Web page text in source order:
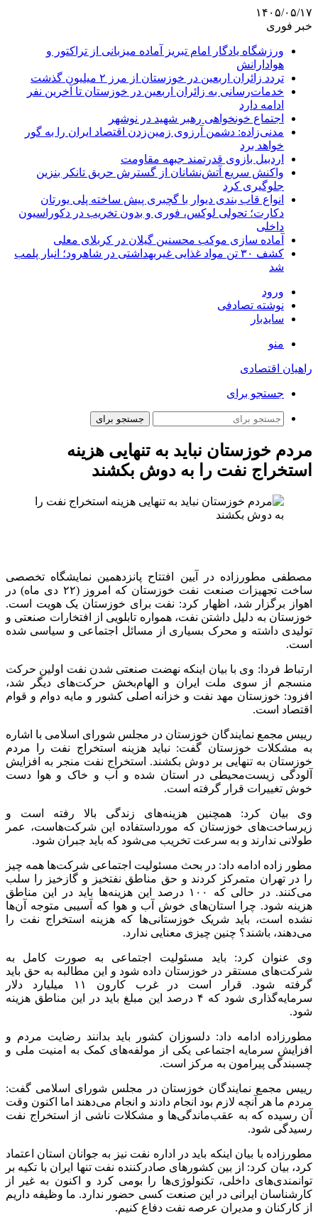
۱۴۰۵/۰۵/۱۷
خبر فوری
ورزشگاه یادگار امام تبریز آماده میزبانی از تراکتور و
هوادارانش
تردد زائران اربعین در خوزستان از مرز ۲ میلیون گذشت
خدمات‌رسانی به زائران اربعین در خوزستان تا آخرین نفر
ادامه دارد
اجتماع خونخواهی رهبر شهید در نوشهر
مدنی‌زاده: دشمن آرزوی زمین‌زدن اقتصاد ایران را به گور
خواهد برد
اردبیل بازوی قدرتمند جبهه مقاومت
واکنش سریع آتش‌نشانان از گسترش حریق تانکر بنزین
جلوگیری کرد
انواع قاب بندی دیوار با گچبری پیش ساخته پلی یورتان
دکارت؛ تحولی لوکس، فوری و بدون تخریب در دکوراسیون
داخلی
آماده سازی موکب محسنین گیلان در کربلای معلی
کشف ۳۰ تن مواد غذایی غیربهداشتی در شاهرود؛ انبار پلمب
شد
ورود
نوشته تصادفی
سایدبار
منو
راهیان اقتصادی
جستجو برای
جستجو برای
مردم خوزستان نباید به تنهایی هزینه
استخراج نفت را به دوش بکشند
مصطفی مطورزاده در آیین افتتاح پانزدهمین نمایشگاه تخصصی
ساخت تجهیزات صنعت نفت خوزستان که امروز (۲۲ دی ماه) در
اهواز برگزار شد، اظهار کرد: نفت برای خوزستان یک هویت است.
خوزستان به دلیل داشتن نفت، همواره تابلویی از افتخارات صنعتی و
تولیدی داشته و محرک بسیاری از مسائل اجتماعی و سیاسی شده
است.
ارتباط فردا: وی با بیان اینکه نهضت صنعتی شدن نفت اولین حرکت
منسجم از سوی ملت ایران و الهام‌بخش حرکت‌های دیگر شد،
افزود: خوزستان مهد نفت و خزانه اصلی کشور و مایه دوام و قوام
اقتصاد است.
رییس مجمع نمایندگان خوزستان در مجلس شورای اسلامی با اشاره
به مشکلات خوزستان گفت: نباید هزینه استخراج نفت را مردم
خوزستان به تنهایی بر دوش بکشند. استخراج نفت منجر به افزایش
آلودگی زیست‌محیطی در استان شده و آب و خاک و هوا دست
خوش تغییرات قرار گرفته است.
وی بیان کرد: همچنین هزینه‌های زندگی بالا رفته است و
زیرساخت‌های خوزستان که مورداستفاده این شرکت‌هاست، عمر
طولانی ندارند و به سرعت تخریب می‌شود که باید جبران شود.
مطور زاده ادامه داد: در بحث مسئولیت اجتماعی شرکت‌ها همه چیز
را در تهران متمرکز کردند و حق مناطق نفتخیز و گازخیز را سلب
می‌کنند. در حالی که ۱۰۰ درصد این هزینه‌ها باید در این مناطق
هزینه شود. چرا استان‌های خوش آب و هوا که آسیبی متوجه آن‌ها
نشده است، باید شریک خوزستانی‌ها که هزینه استخراج نفت را
می‌دهند، باشند؟ چنین چیزی معنایی ندارد.
وی عنوان کرد: باید مسئولیت اجتماعی به صورت کامل به
شرکت‌های مستقر در خوزستان داده شود و این مطالبه به حق باید
گرفته شود. قرار است در غرب کارون ۱۱ میلیارد دلار
سرمایه‌گذاری شود که ۴ درصد این مبلغ باید در این مناطق هزینه
شود.
مطورزاده ادامه داد: دلسوزان کشور باید بدانند رضایت مردم و
افزایش سرمایه اجتماعی یکی از ‌مولفه‌های کمک به امنیت ملی و
چسبندگی پیرامون به مرکز است.
رییس مجمع نمایندگان خوزستان در مجلس شورای اسلامی گفت:
مردم ما هر آنچه لازم بود انجام دادند و انجام می‌دهند اما اکنون وقت
آن رسیده که به عقب‌ماندگی‌ها و مشکلات ناشی از استخراج نفت
رسیدگی شود.
مطورزاده با بیان اینکه باید در اداره نفت نیز به جوانان استان اعتماد
کرد، بیان کرد: از بین کشورهای صادرکننده نفت تنها ایران با تکیه بر
توانمندی‌های داخلی، تکنولوژی‌ها را بومی کرد و اکنون به غیر از
کارشناسان ایرانی در این صنعت کسی حضور ندارد. ما وظیفه داریم
از کارکنان و مدیران عرصه نفت دفاع کنیم.